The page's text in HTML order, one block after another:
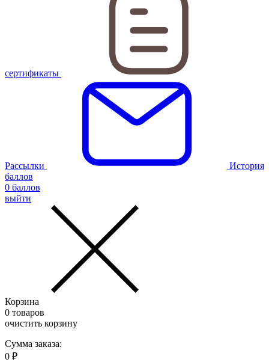
сертификаты
Рассылки
История
баллов
0 баллов
выйти
Корзина
0 товаров
очистить корзину
Сумма заказа:
0 ₽